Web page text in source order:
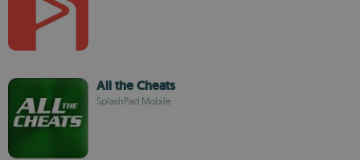
All the Cheats
SplashPad Mobile